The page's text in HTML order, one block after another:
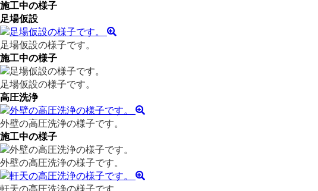
施工中の様子
足場仮設
足場仮設の様子です。
施工中の様子
足場仮設の様子です。
高圧洗浄
外壁の高圧洗浄の様子です。
施工中の様子
外壁の高圧洗浄の様子です。
軒天の高圧洗浄の様子です。